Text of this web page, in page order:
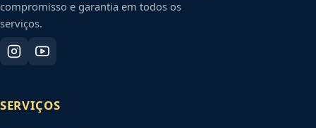
compromisso e garantia em todos os
serviços.
SERVIÇOS